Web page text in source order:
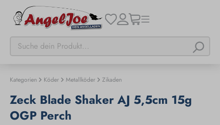
Kategorien Köder Metallköder Zikaden
Zeck Blade Shaker AJ 5,5cm 15g
OGP Perch